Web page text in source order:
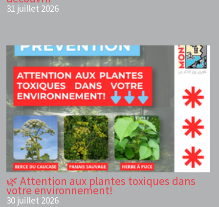
31 juillet 2026
🌿 Attention aux plantes toxiques dans
votre environnement!
30 juillet 2026